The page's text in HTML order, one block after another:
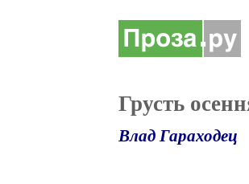
Грусть
Влад Гараходец